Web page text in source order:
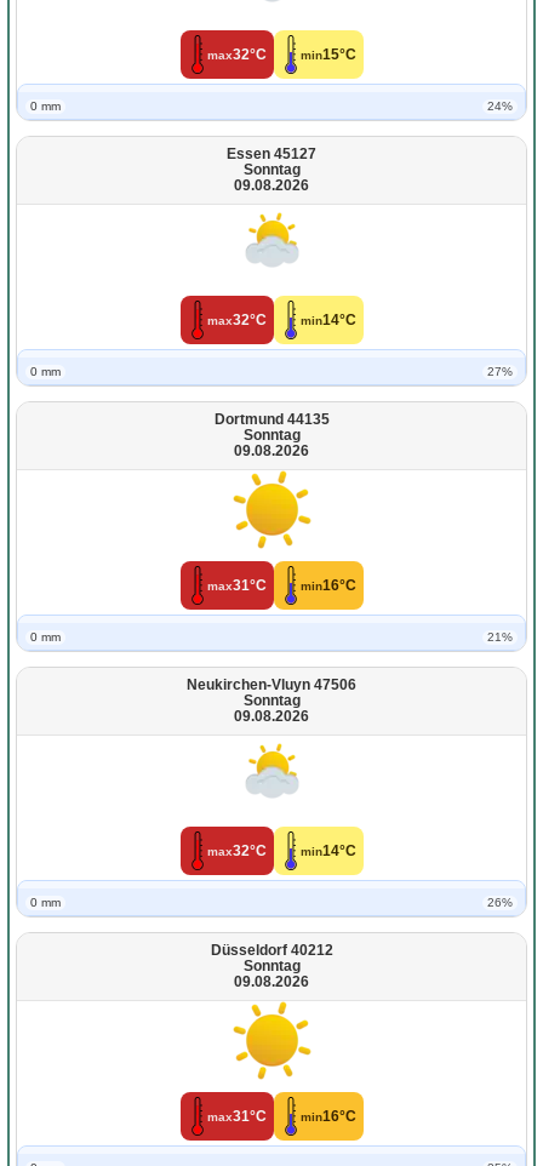
max32°C min15°C
0 mm 24%
Essen 45127
Sonntag
09.08.2026
max32°C min14°C
0 mm 27%
Dortmund 44135
Sonntag
09.08.2026
max31°C min16°C
0 mm 21%
Neukirchen-Vluyn 47506
Sonntag
09.08.2026
max32°C min14°C
0 mm 26%
Düsseldorf 40212
Sonntag
09.08.2026
max31°C min16°C